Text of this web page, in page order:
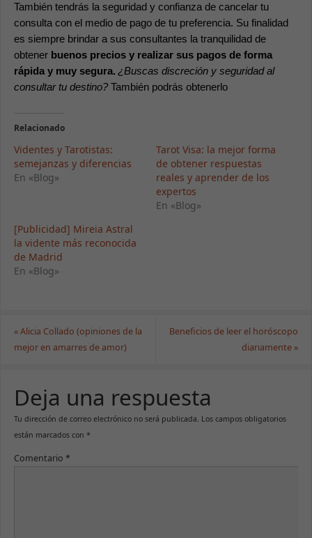
También tendrás la seguridad y confianza de cancelar tu
consulta con el medio de pago de tu preferencia. Su finalidad
es siempre brindar a sus consultantes la tranquilidad de
obtener buenos precios y realizar sus pagos de forma
rápida y muy segura. ¿Buscas discreción y seguridad al
consultar tu destino? También podrás obtenerlo
Relacionado
Videntes y Tarotistas:
semejanzas y diferencias
En «Blog»
Tarot Visa: la mejor forma
de obtener respuestas
reales y aprender de los
expertos
En «Blog»
[Publicidad] Mireia Astral
la vidente más reconocida
de Madrid
En «Blog»
«Alicia Collado (opiniones de la
mejor en amarres de amor)
Beneficios de leer el horóscopo
diariamente »
Deja una respuesta
Tu dirección de correo electrónico no será publicada. Los campos obligatorios
están marcados con *
Comentario *